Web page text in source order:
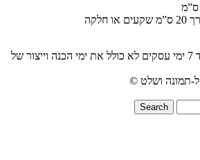
זמני משלוחים עד הבית עד 7 ימי עסקים לא כולל את ימי הכנה וייצור של
Search